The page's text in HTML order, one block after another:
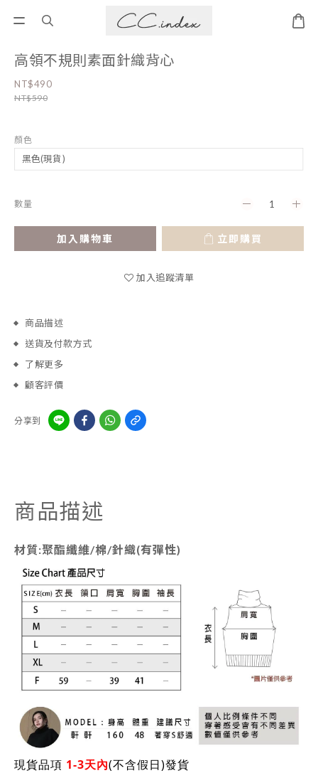
高領不規則素面針織背心
NT$490
NT$590
顏色
數量
加入購物車 立即購買
加入追蹤清單
商品描述
送貨及付款方式
了解更多
顧客評價
分享到
商品描述
材質:聚酯纖維/棉/針織(有彈性)
現貨品項 1-3天內(不含假日)發貨